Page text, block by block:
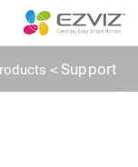
Support
>